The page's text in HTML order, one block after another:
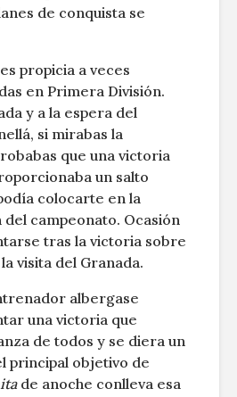
de conquista se
propicia a veces
en Primera División.
y a la espera del
si mirabas la
que una victoria
un salto
colocarte en la
campeonato. Ocasión
tras la victoria sobre
visita del Granada.
albergase
una victoria que
de todos y se diera un
principal objetivo de
de anoche conlleva esa